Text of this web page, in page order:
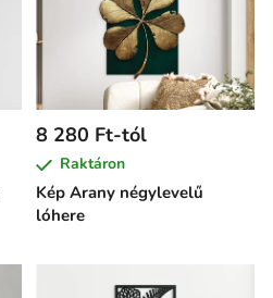
Kép Arany négylevelű
lóhere
8 280 Ft-tól
Raktáron